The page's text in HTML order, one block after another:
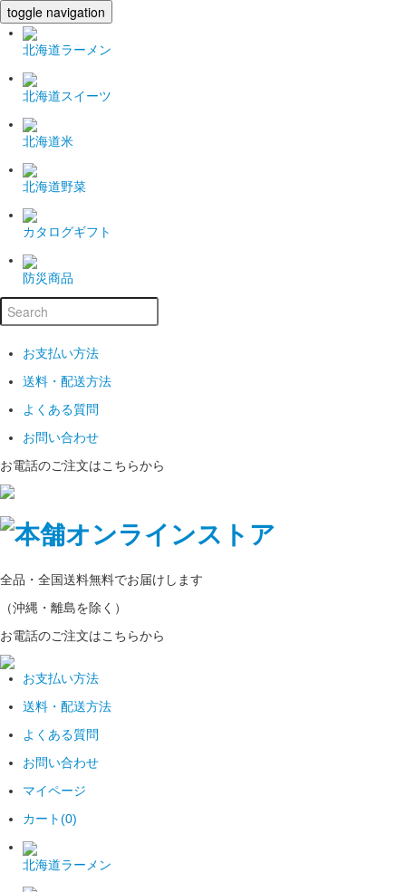
toggle navigation
北海道ラーメン
北海道スイーツ
北海道米
北海道野菜
カタログギフト
防災商品
お支払い方法
送料・配送方法
よくある質問
お問い合わせ
お電話のご注文はこちらから
全品・全国送料無料でお届けします
（沖縄・離島を除く）
お電話のご注文はこちらから
お支払い方法
送料・配送方法
よくある質問
お問い合わせ
マイページ
カート(0)
北海道ラーメン